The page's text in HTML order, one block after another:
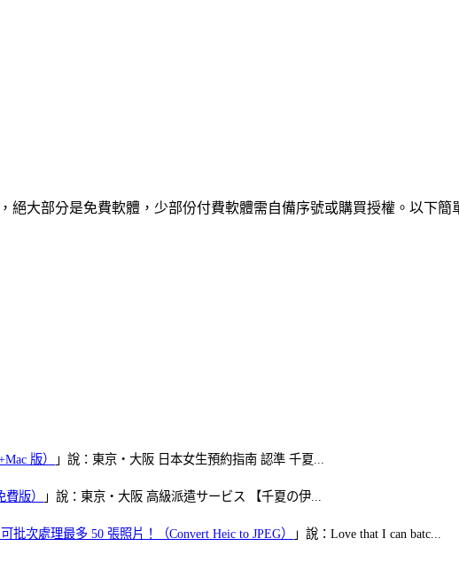
絕大部分是免費軟體，少部份付費軟體需自備序號或購買授權。以下
版） 」說：東京・大阪 日本女生預約指南 認準 千夏...
版） 」說：東京・大阪 高級派遣サービス 【千夏の伊...
批次處理最多 50 張照片！（Convert Heic to JPEG） 」說：Love that I can batc...